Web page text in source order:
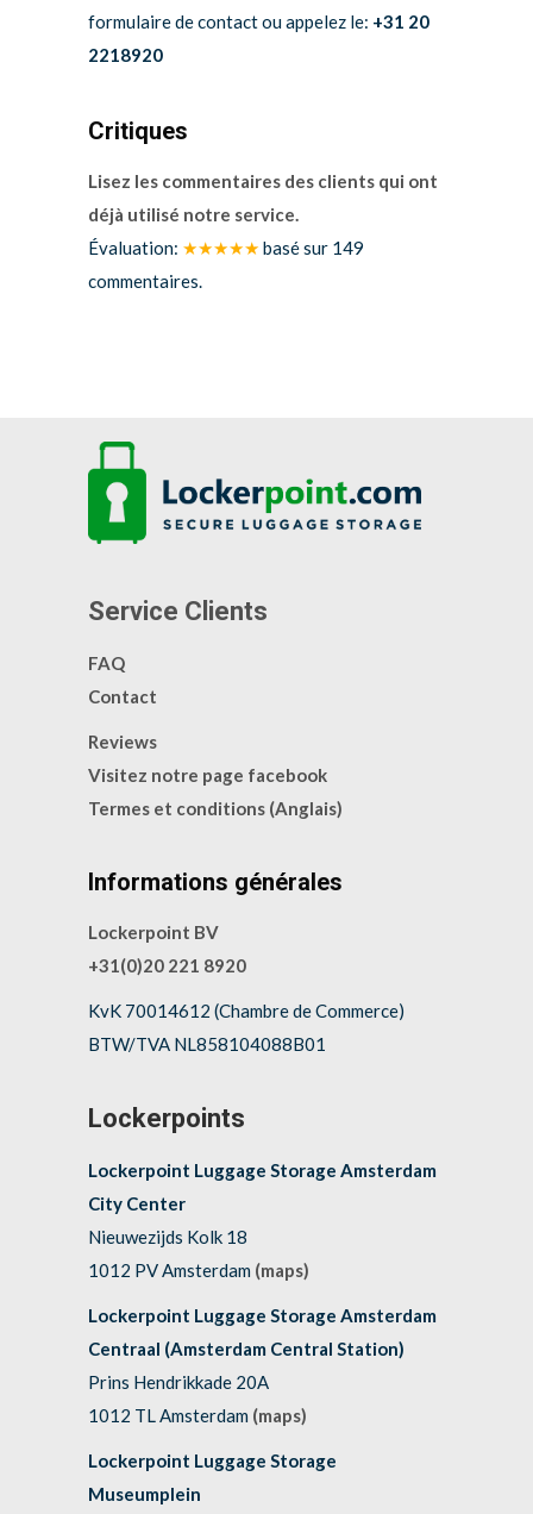
formulaire de contact ou appelez le: +31 20
2218920
Critiques
Lisez les commentaires des clients qui ont
déjà utilisé notre service.
Évaluation: ★★★★★ basé sur 149
commentaires.
Service Clients
FAQ
Contact
Reviews
Visitez notre page facebook
Termes et conditions (Anglais)
Informations générales
Lockerpoint BV
+31(0)20 221 8920
KvK 70014612 (Chambre de Commerce)
BTW/TVA NL858104088B01
Lockerpoints
Lockerpoint Luggage Storage Amsterdam
City Center
Nieuwezijds Kolk 18
1012 PV Amsterdam (maps)
Lockerpoint Luggage Storage Amsterdam
Centraal (Amsterdam Central Station)
Prins Hendrikkade 20A
1012 TL Amsterdam (maps)
Lockerpoint Luggage Storage
Museumplein